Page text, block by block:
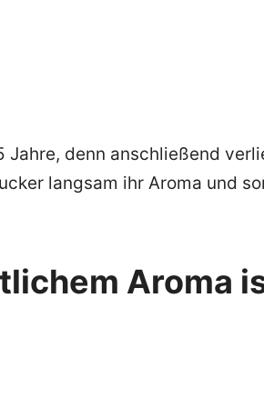
denn anschließend
langsam ihr Aroma und
Aroma